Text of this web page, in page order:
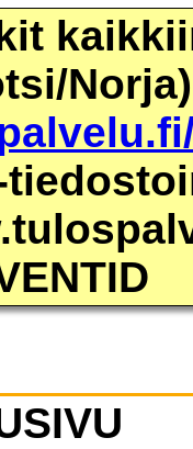
Norja)